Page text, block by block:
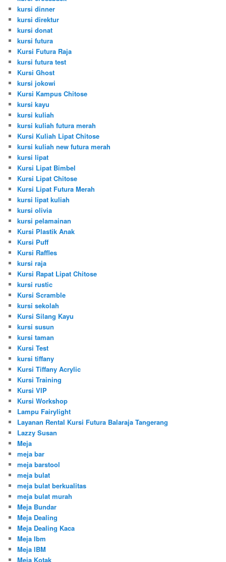
kursi dinner
kursi direktur
kursi donat
kursi futura
Kursi Futura Raja
kursi futura test
Kursi Ghost
kursi jokowi
Kursi Kampus Chitose
kursi kayu
kursi kuliah
kursi kuliah futura merah
Kursi Kuliah Lipat Chitose
kursi kuliah new futura merah
kursi lipat
Kursi Lipat Bimbel
Kursi Lipat Chitose
Kursi Lipat Futura Merah
kursi lipat kuliah
kursi olivia
kursi pelamainan
Kursi Plastik Anak
Kursi Puff
Kursi Raffles
kursi raja
Kursi Rapat Lipat Chitose
kursi rustic
Kursi Scramble
kursi sekolah
Kursi Silang Kayu
kursi susun
kursi taman
Kursi Test
kursi tiffany
Kursi Tiffany Acrylic
Kursi Training
Kursi VIP
Kursi Workshop
Lampu Fairylight
Layanan Rental Kursi Futura Balaraja Tangerang
Lazzy Susan
Meja
meja bar
meja barstool
meja bulat
meja bulat berkualitas
meja bulat murah
Meja Bundar
Meja Dealing
Meja Dealing Kaca
Meja Ibm
Meja IBM
Meja Kotak